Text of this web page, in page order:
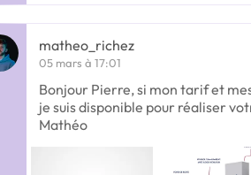
matheo_richez
05 mars à 17:01
Bonjour Pierre, si mon tarif et
je suis disponible pour réaliser
Mathéo